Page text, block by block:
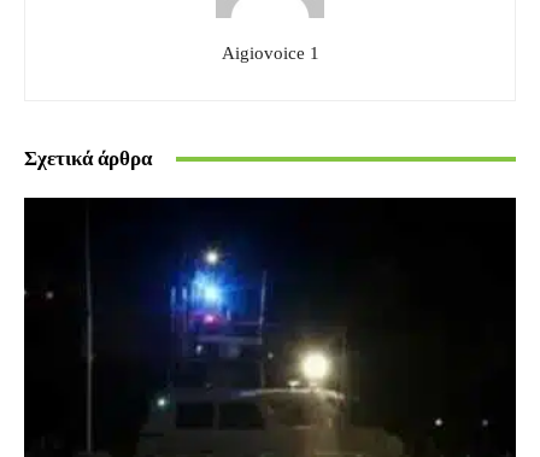
Aigiovoice 1
Σχετικά άρθρα